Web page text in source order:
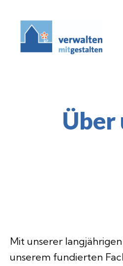
Über
Mit unserer
unserem fundierten